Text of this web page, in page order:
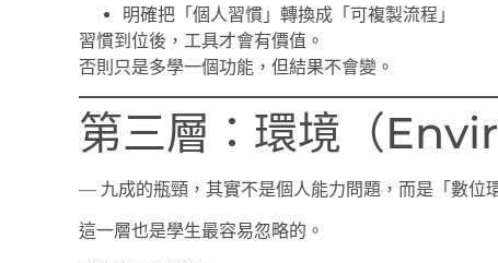
明確把「個人習慣」轉換成「可複製流程」
習慣到位後，工具才會有價值。
否則只是多學一個功能，但結果不會變。
第三層：環境（
— 九成的瓶頸，其實不是個人能力問題，而是「數位
這一層也是學生最容易忽略的。